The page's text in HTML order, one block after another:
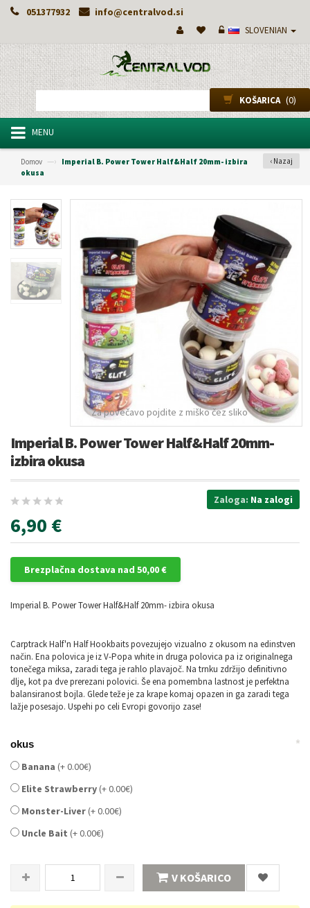
051377932 info@centralvod.si
SLOVENIAN
KOŠARICA (0)
MENU
‹ Nazaj
Domov —›
Imperial B. Power Tower Half&Half 20mm- izbira
okusa
Za povečavo pojdite z miško čez sliko
Imperial B. Power Tower Half&Half 20mm-
izbira okusa
Zaloga: Na zalogi
6,90 €
Brezplačna dostava nad 50,00 €
Imperial B. Power Tower Half&Half 20mm- izbira okusa
Carptrack Half'n Half Hookbaits povezujejo vizualno z okusom na edinstven
način. Ena polovica je iz V-Popa white in druga polovica pa iz originalnega
tonečega miksa, zaradi tega je rahlo plavajoč. Na trnku zdržijo definitivno
dlje, kot pa dve prerezani polovici. Še ena pomembna lastnost je perfektna
balansiranost bojla. Glede teže je za krape komaj opazen in ga zaradi tega
lažje posesajo. Uspehi po celi Evropi govorijo zase!
*
okus
Banana (+ 0.00€)
Elite Strawberry(+ 0.00€)
Monster-Liver(+ 0.00€)
Uncle Bait (+ 0.00€)
V KOŠARICO